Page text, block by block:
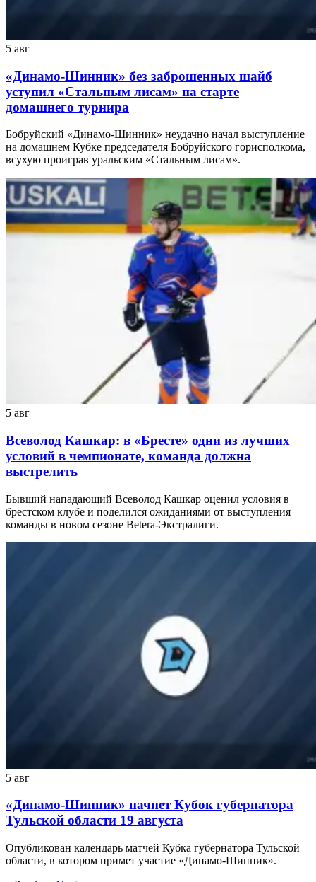
5 авг
«Динамо-Шинник» без заброшенных шайб
уступил «Стальным лисам» на старте
домашнего турнира
Бобруйский «Динамо-Шинник» неудачно начал выступление
на домашнем Кубке председателя Бобруйского горисполкома,
всухую проиграв уральским «Стальным лисам».
5 авг
Всеволод Кашкар: в «Бресте» одни из лучших
условий в чемпионате, команда должна
выстрелить
Бывший нападающий Всеволод Кашкар оценил условия в
брестском клубе и поделился ожиданиями от выступления
команды в новом сезоне Betera-Экстралиги.
5 авг
«Динамо-Шинник» начнет Кубок губернатора
Тульской области 19 августа
Опубликован календарь матчей Кубка губернатора Тульской
области, в котором примет участие «Динамо-Шинник».